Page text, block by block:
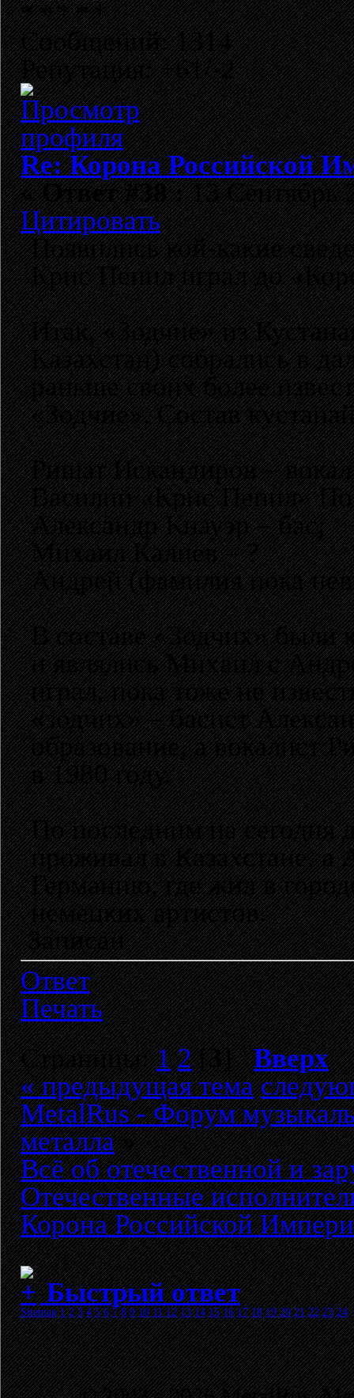
Сообщений: 1314
Репутация: +61/-2
Re: Корона Российской
«Ответ #38 :13 Сентябрь
Цитировать
Появились кой-какие
Крис Пепил играл до
Итак, «Зодчие» из
Казахстан) собрались в
раньше своих более
«Зодчие». Состав
Ришат Искандиров –
Василий «Крис Пепил»
Александр Кнауэр – бас;
Михаил Калиев – ?
Андрей (фамилия пока
В составе «Зодчих»
и являлись Михаил с
играл, пока тоже не
«зодчих» – басист
образование, а вокалист
в 1980 году.
По последним на
проживал в Казахстане, а
Германию, где жил в
немецких артистов.
Записан
Ответ
Печать
Страницы:1 2[3]Вверх
« предыдущая тема
MetalRus - Форум
металла»
Всё об отечественной и
Отечественные
Корона Российской
Быстрый ответ
Sitemap 1 2 3 4 5 6 7 8 9 10 11 12 13 14 15 16 17 18 19 20 21 22 23 24